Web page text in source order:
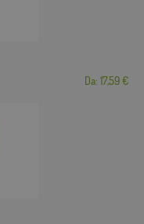
Da: 17,59 €